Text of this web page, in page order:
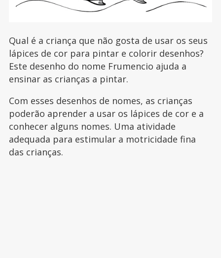
Qual é a criança que não gosta de usar os seus
lápices de cor para pintar e colorir desenhos?
Este desenho do nome Frumencio ajuda a
ensinar as crianças a pintar.
Com esses desenhos de nomes, as crianças
poderão aprender a usar os lápices de cor e a
conhecer alguns nomes. Uma atividade
adequada para estimular a motricidade fina
das crianças.